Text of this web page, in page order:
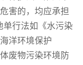
害的，均应承担
单行法如《水污染
洋环境保护
废物污染环境防